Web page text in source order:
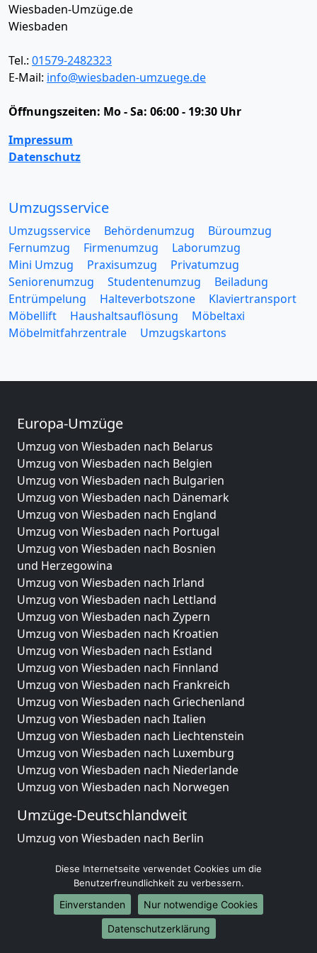
Wiesbaden-Umzüge.de
Wiesbaden
Tel.: 01579-2482323
E-Mail: info@wiesbaden-umzuege.de
Öffnungszeiten: Mo - Sa: 06:00 - 19:30 Uhr
Impressum
Datenschutz
Umzugsservice
Umzugsservice Behördenumzug
Büroumzug
Fernumzug
Firmenumzug
Laborumzug
Mini Umzug
Praxisumzug
Privatumzug
Seniorenumzug
Studentenumzug
Beiladung
Entrümpelung
Halteverbotszone
Klaviertransport
Möbellift
Haushaltsauflösung
Möbeltaxi
Möbelmitfahrzentrale
Umzugskartons
Europa-Umzüge
Umzug von Wiesbaden nach Belarus
Umzug von Wiesbaden nach Belgien
Umzug von Wiesbaden nach Bulgarien
Umzug von Wiesbaden nach Dänemark
Umzug von Wiesbaden nach England
Umzug von Wiesbaden nach Portugal
Umzug von Wiesbaden nach Bosnien
und Herzegowina
Umzug von Wiesbaden nach Irland
Umzug von Wiesbaden nach Lettland
Umzug von Wiesbaden nach Zypern
Umzug von Wiesbaden nach Kroatien
Umzug von Wiesbaden nach Estland
Umzug von Wiesbaden nach Finnland
Umzug von Wiesbaden nach Frankreich
Umzug von Wiesbaden nach Griechenland
Umzug von Wiesbaden nach Italien
Umzug von Wiesbaden nach Liechtenstein
Umzug von Wiesbaden nach Luxemburg
Umzug von Wiesbaden nach Niederlande
Umzug von Wiesbaden nach Norwegen
Umzüge-Deutschlandweit
Umzug von Wiesbaden nach Berlin
Umzug von Wiesbaden nach München
Umzug von Wiesbaden nach Köln
Umzug von Wiesbaden nach Frankfurt am Main
Umzug von Wiesbaden nach Stuttgart
Umzug von Wiesbaden nach Düsseldorf
Diese Internetseite verwendet Cookies um die
Benutzerfreundlichkeit zu verbessern.
Einverstanden
Nur notwendige Cookies
Datenschutzerklärung